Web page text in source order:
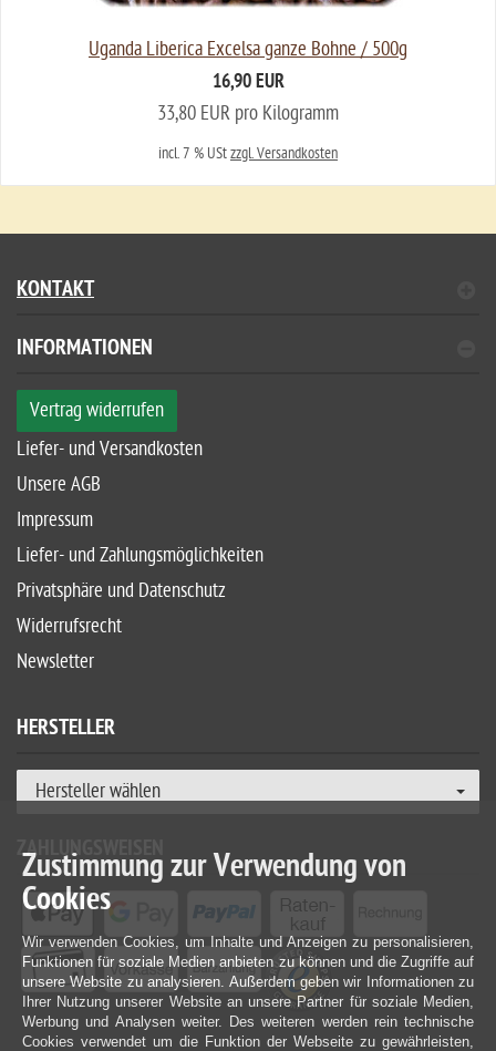
Uganda Liberica Excelsa ganze Bohne / 500g
16,90 EUR
33,80 EUR pro Kilogramm
incl. 7 % UStzzgl. Versandkosten
KONTAKT
INFORMATIONEN
Vertrag widerrufen
Liefer- und Versandkosten
Unsere AGB
Impressum
Liefer- und Zahlungsmöglichkeiten
Privatsphäre und Datenschutz
Widerrufsrecht
Newsletter
HERSTELLER
Hersteller wählen
ZAHLUNGSWEISEN
Zustimmung zur Verwendung von
Cookies
Wir verwenden Cookies, um Inhalte und Anzeigen zu personalisieren,
Funktionen für soziale Medien anbieten zu können und die Zugriffe auf
unsere Website zu analysieren. Außerdem geben wir Informationen zu
Ihrer Nutzung unserer Website an unsere Partner für soziale Medien,
Werbung und Analysen weiter. Des weiteren werden rein technische
Cookies verwendet um die Funktion der Webseite zu gewährleisten,